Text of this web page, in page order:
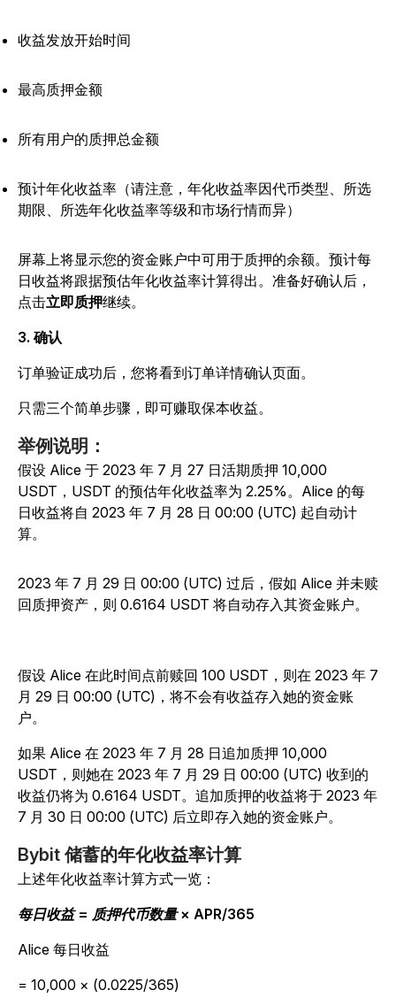
收益发放开始时间
最高质押金额
所有用户的质押总金额
预计年化收益率（请注意，年化收益率因代币类型、所选
期限、所选年化收益率等级和市场行情而异）
屏幕上将显示您的资金账户中可用于质押的余额。预计每
日收益将跟据预估年化收益率计算得出。准备好确认后，
点击立即质押继续。
3. 确认
订单验证成功后，您将看到订单详情确认页面。
只需三个简单步骤，即可赚取保本收益。
举例说明 ：
假设 Alice 于 2023 年 7 月 27 日活期质押 10,000
USDT，USDT 的预估年化收益率为 2.25%。Alice 的每
日收益将自 2023 年 7 月 28 日 00:00 (UTC) 起自动计
算。
2023 年 7 月 29 日 00:00 (UTC) 过后，假如 Alice 并未赎
回质押资产，则 0.6164 USDT 将自动存入其资金账户。
假设 Alice 在此时间点前赎回 100 USDT，则在 2023 年 7
月 29 日 00:00 (UTC)，将不会有收益存入她的资金账
户。
如果 Alice 在 2023 年 7 月 28 日追加质押 10,000
USDT，则她在 2023 年 7 月 29 日 00:00 (UTC) 收到的
收益仍将为 0.6164 USDT。追加质押的收益将于 2023 年
7 月 30 日 00:00 (UTC) 后立即存入她的资金账户。
Bybit 储蓄的年化收益率计算
上述年化收益率计算方式一览：
每日收益 = 质押代币数量 × APR/365
Alice 每日收益
= 10,000 × (0.0225/365)